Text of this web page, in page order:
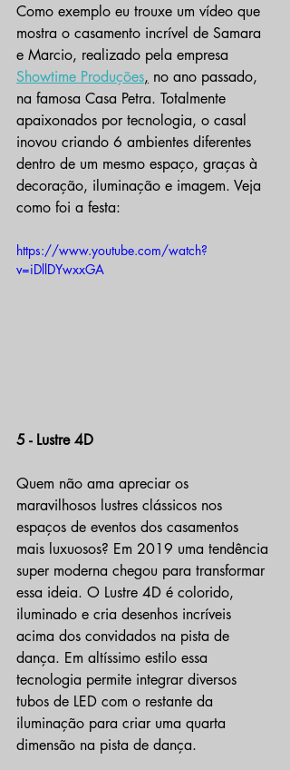
Como exemplo eu trouxe um vídeo que
mostra o casamento incrível de Samara
e Marcio, realizado pela empresa
Showtime Produções, no ano passado,
na famosa Casa Petra. Totalmente
apaixonados por tecnologia, o casal
inovou criando 6 ambientes diferentes
dentro de um mesmo espaço, graças à
decoração, iluminação e imagem. Veja
como foi a festa:
https://www.youtube.com/watch?
v=iDllDYwxxGA
5 - Lustre 4D
Quem não ama apreciar os
maravilhosos lustres clássicos nos
espaços de eventos dos casamentos
mais luxuosos? Em 2019 uma tendência
super moderna chegou para transformar
essa ideia. O Lustre 4D é colorido,
iluminado e cria desenhos incríveis
acima dos convidados na pista de
dança. Em altíssimo estilo essa
tecnologia permite integrar diversos
tubos de LED com o restante da
iluminação para criar uma quarta
dimensão na pista de dança.